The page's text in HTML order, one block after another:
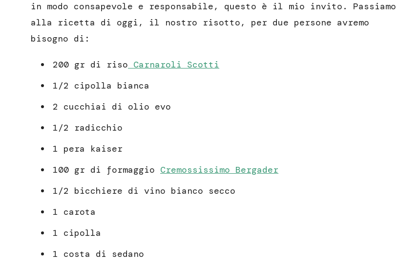
in modo consapevole e responsabile, questo è il mio invito. Passiamo
alla ricetta di oggi, il nostro risotto, per due persone avremo
bisogno di:
200 gr di riso Carnaroli Scotti
1/2 cipolla bianca
2 cucchiai di olio evo
1/2 radicchio
1 pera kaiser
100 gr di formaggio Cremossissimo Bergader
1/2 bicchiere di vino bianco secco
1 carota
1 cipolla
1 costa di sedano